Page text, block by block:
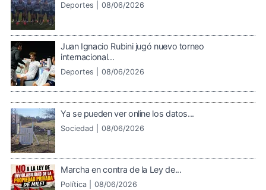
Deportes | 08/06/2026
Juan Ignacio Rubini jugó nuevo torneo
internacional...
Deportes | 08/06/2026
Ya se pueden ver online los datos...
Sociedad | 08/06/2026
Marcha en contra de la Ley de...
Política | 08/06/2026